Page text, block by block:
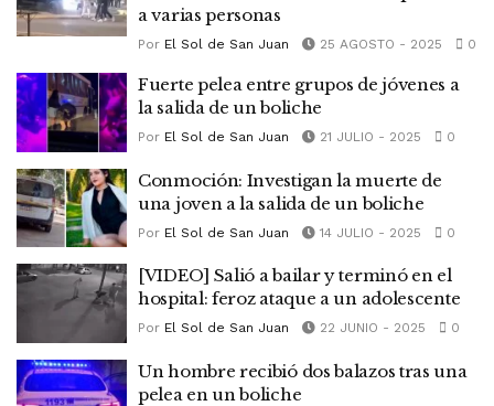
a varias personas
Por El Sol de San Juan 25 AGOSTO - 2025 0
Fuerte pelea entre grupos de jóvenes a
la salida de un boliche
Por El Sol de San Juan 21 JULIO - 2025 0
Conmoción: Investigan la muerte de
una joven a la salida de un boliche
Por El Sol de San Juan 14 JULIO - 2025 0
[VIDEO] Salió a bailar y terminó en el
hospital: feroz ataque a un adolescente
Por El Sol de San Juan 22 JUNIO - 2025 0
Un hombre recibió dos balazos tras una
pelea en un boliche